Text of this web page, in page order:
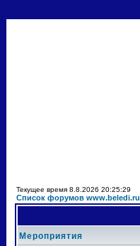
Текущее время 8.8.2026 20:25:29
Список форумов www.beledi.ru
Мероприятия